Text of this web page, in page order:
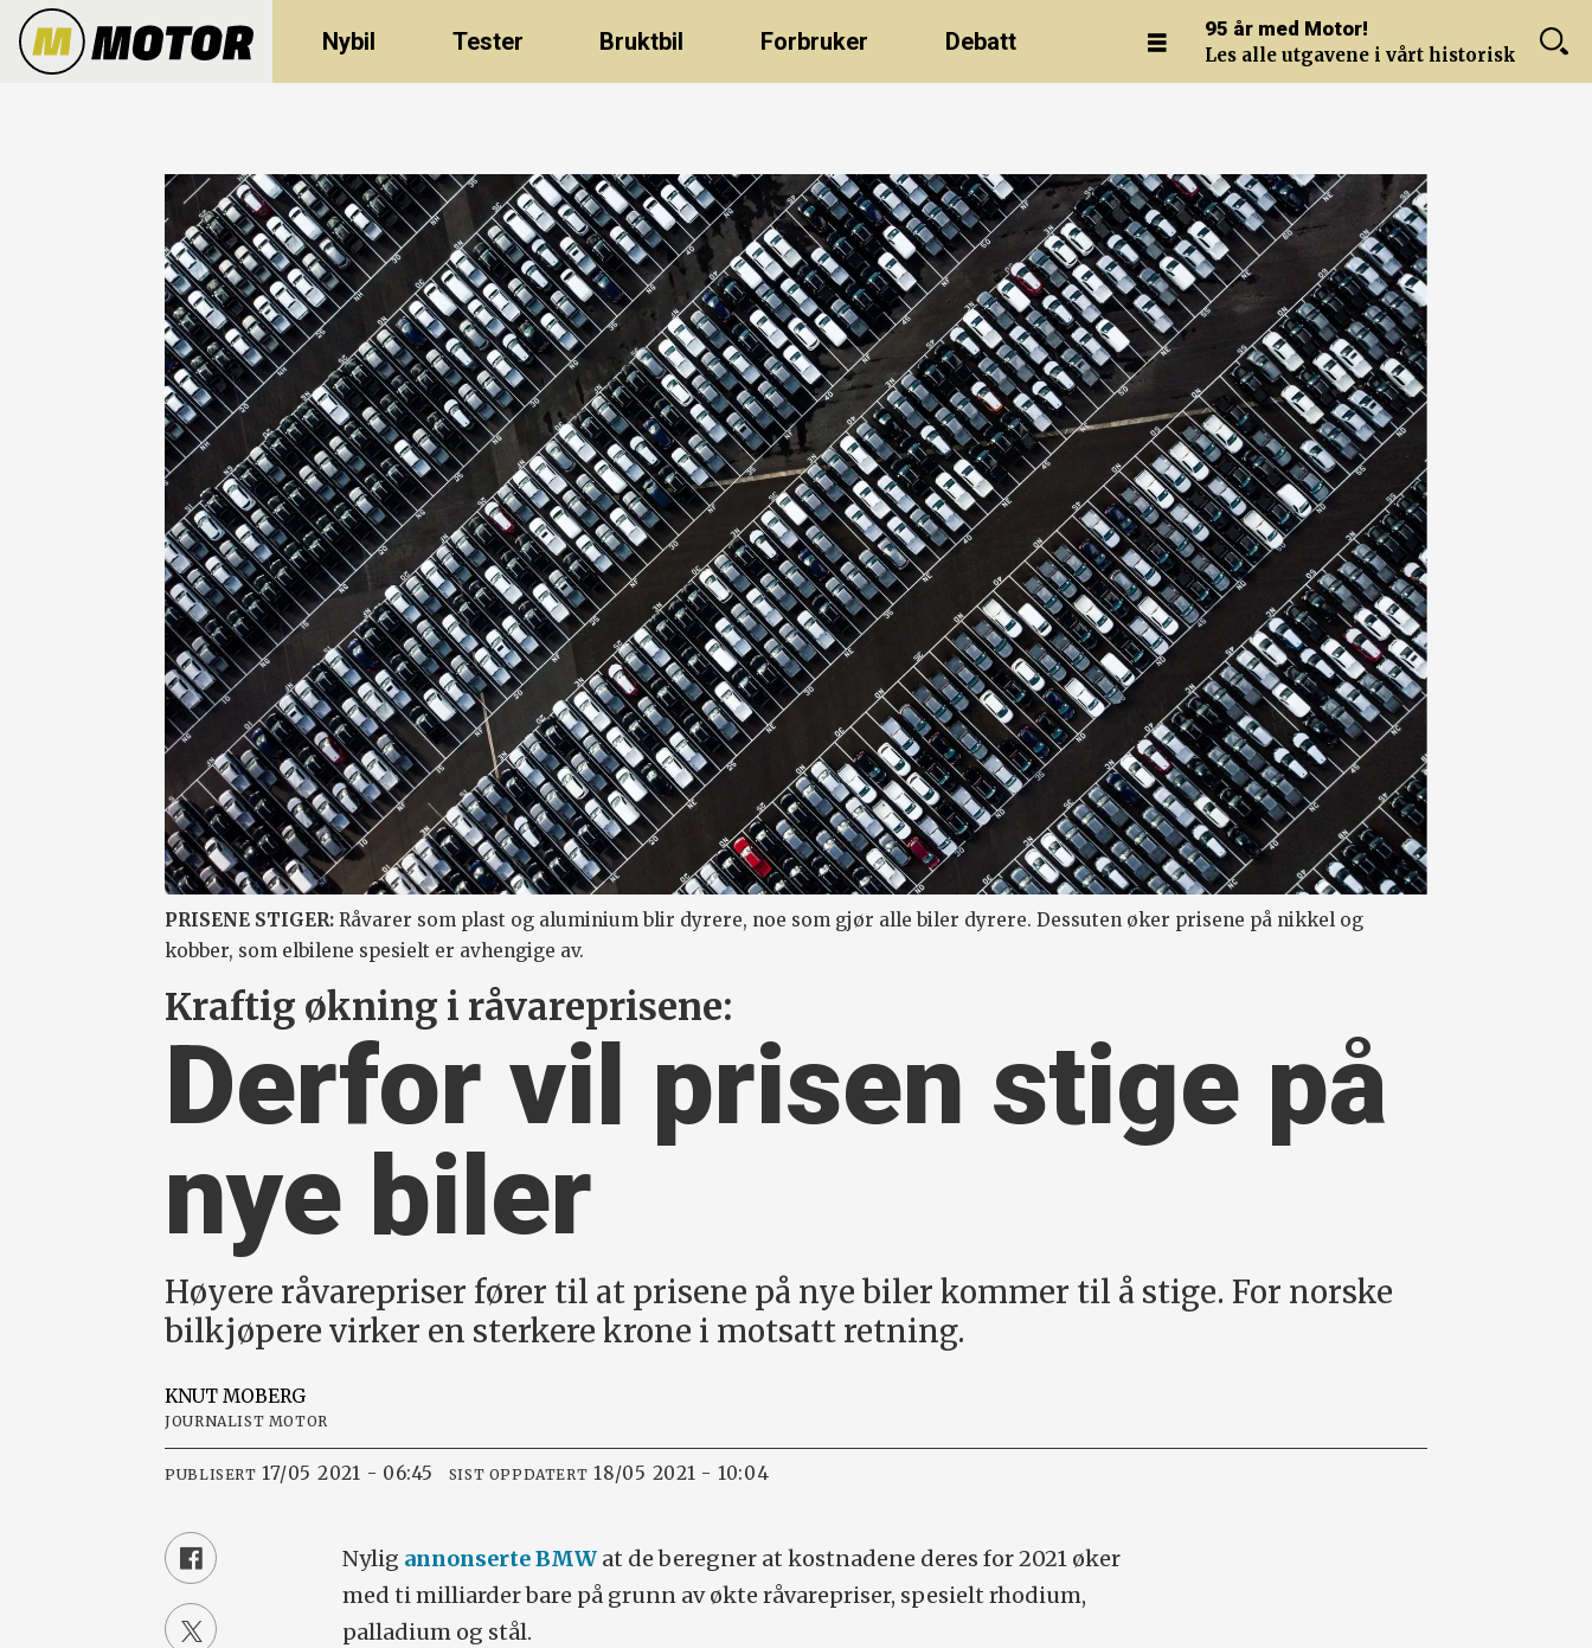
Nybil Tester Bruktbil Forbruker Debatt 95 år med Motor!
Les alle utgavene i vårt historiske arkiv.
PRISENE STIGER: Råvarer som plast og aluminium blir dyrere, noe som gjør alle biler dyrere. Dessuten øker prisene på nikkel og
kobber, som elbilene spesielt er avhengige av.
Kraftig økning i råvareprisene:
Derfor vil prisen stige på
nye biler
Høyere råvarepriser fører til at prisene på nye biler kommer til å stige. For norske
bilkjøpere virker en sterkere krone i motsatt retning.
KNUT MOBERG
JOURNALIST MOTOR
PUBLISERT 17/05 2021 - 06:45 SIST OPPDATERT 18/05 2021 - 10:04
Nylig annonserte BMW at de beregner at kostnadene deres for 2021 øker
med ti milliarder bare på grunn av økte råvarepriser, spesielt rhodium,
palladium og stål.